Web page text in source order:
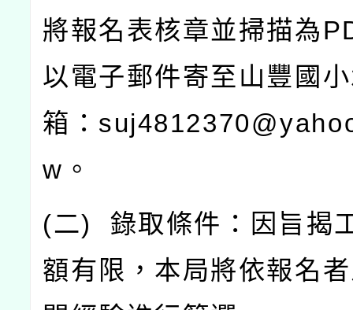
將報名表核章並掃描為
以電子郵件寄至山豐國
箱：
w 。
(二) 錄取條件：因旨揭
額有限，本局將依報名